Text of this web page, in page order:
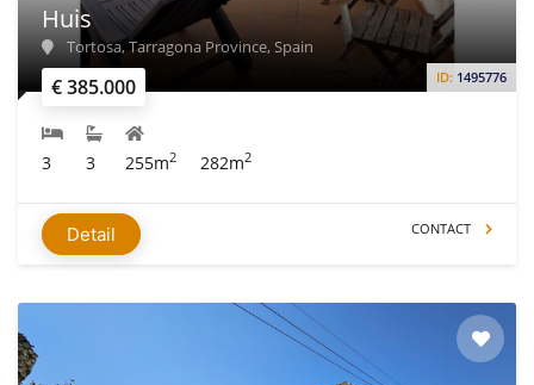
€ 385.000 ID: 1495776
Huis
Tortosa, Tarragona Province, Spain
3 3 255m2 282m2
Detail CONTACT